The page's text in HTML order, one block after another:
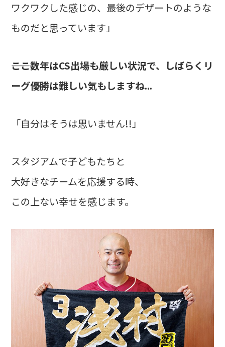
ワクワクした感じの、最後のデザートのような
ものだと思っています」
――ここ数年はCS出場も厳しい状況で、しばらくリ
ーグ優勝は難しい気もしますね...
「自分はそうは思いません!!」
スタジアムで子どもたちと
大好きなチームを応援する時、
この上ない幸せを感じます。